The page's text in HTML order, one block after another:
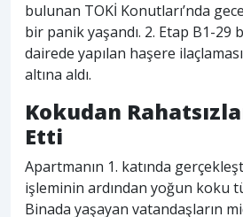
bulunan TOKİ Konutları’nda
bir panik yaşandı. 2. Etap B1-
dairede yapılan haşere
altına aldı.
Kokudan
Etti
Apartmanın 1. katında
işleminin ardından yoğun koku
Binada yaşayan vatandaşların